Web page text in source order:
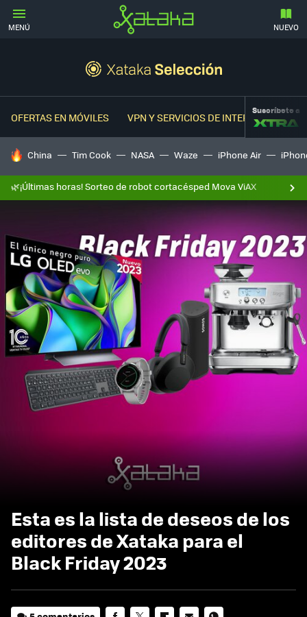
MENÚ NUEVO
OFERTAS EN MÓVILES VPN Y SERVICIOS DE INTERNETSuscríbete a
HOY SE HABLA DE
China Tim Cook NASA Waze iPhone Air
🌿¡Últimas horas! Sorteo de robot cortacésped Mova ViAX
Esta es la lista de deseos de los
editores de Xataka para el
Black Friday 2023